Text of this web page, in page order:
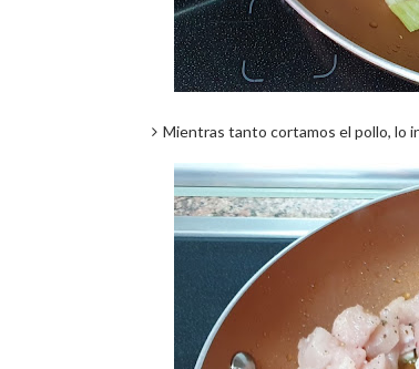
Mientras tanto cortamos el pollo, lo